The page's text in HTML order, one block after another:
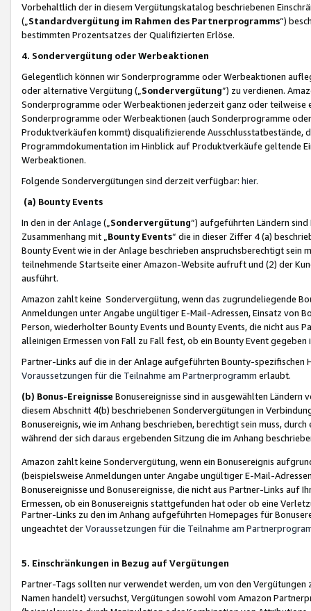
Vorbehaltlich der in diesem Vergütungskatalog beschriebenen
(„ Standardvergütung im Rahmen des Partnerprogramms“)
bestimmten Prozentsatzes der Qualifizierten Erlöse.
4. Sondervergütung oder Werbeaktionen
Gelegentlich können wir Sonderprogramme oder Werbeaktionen
oder alternative Vergütung („ Sondervergütung”) zu verdienen.
Sonderprogramme oder Werbeaktionen jederzeit ganz oder
Sonderprogramme oder Werbeaktionen (auch Sonderprogramme
Produktverkäufen kommt) disqualifizierende Ausschlusstatbestände,
Programmdokumentation im Hinblick auf Produktverkäufe geltende
Werbeaktionen.
Folgende Sondervergütungen sind derzeit verfügbar: hier.
(a) Bounty Events
In den in derAnlage („ Sondervergütung“) aufgeführten Ländern
Zusammenhang mit „ Bounty Events“ die in dieser Ziffer 4 (a)
Bounty Event wie in der Anlage beschrieben anspruchsberechtigt sein
teilnehmende Startseite einer Amazon-Website aufruft und (2) der
ausführt.
Amazon zahlt keine Sondervergütung, wenn das zugrundeliegende
Anmeldungen unter Angabe ungültiger E-Mail-Adressen, Einsatz von
Person, wiederholter Bounty Events und Bounty Events, die nicht
alleinigen Ermessen von Fall zu Fall fest, ob ein Bounty Event
Partner-Links auf die in der Anlage aufgeführten Bounty-spezifischen
Voraussetzungen für die Teilnahme am Partnerprogramm erlaubt.
(b) Bonus-Ereignisse Bonusereignisse sind in ausgewählten Ländern
diesem Abschnitt 4(b) beschriebenen Sondervergütungen in
Bonusereignis, wie im Anhang beschrieben, berechtigt sein muss,
während der sich daraus ergebenden Sitzung die im Anhang
Amazon zahlt keine Sondervergütung, wenn ein Bonusereignis
(beispielsweise Anmeldungen unter Angabe ungültiger E-Mail-
Bonusereignisse und Bonusereignisse, die nicht aus Partner-Links auf
Ermessen, ob ein Bonusereignis stattgefunden hat oder ob eine
Partner-Links zu den im Anhang aufgeführten Homepages für
ungeachtet derVoraussetzungen für die Teilnahme am
5. Einschränkungen in Bezug auf Vergütungen
Partner-Tags sollten nur verwendet werden, um von den
Namen handelt) versuchst, Vergütungen sowohl vom Amazon